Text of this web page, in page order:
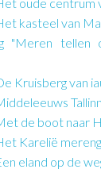
kasteel van
"Meren tellen
Kruisberg van
de boot naar
Karelië
eland op de